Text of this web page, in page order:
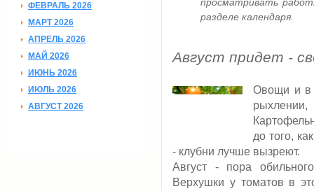
ФЕВРАЛЬ 2026
МАРТ 2026
АПРЕЛЬ 2026
МАЙ 2026
ИЮНЬ 2026
ИЮЛЬ 2026
АВГУСТ 2026
разделе календаря.
Август придет -
Овощи и в
до того,
- клубни лучше вызреют.
Август - пора
Верхушки у томатов в